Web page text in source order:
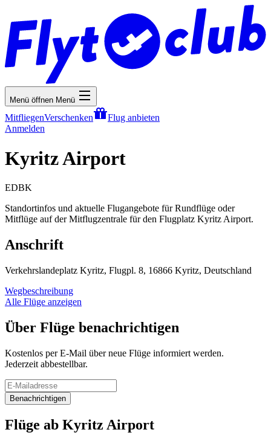
Menü öffnen Menü
MitfliegenVerschenken
Flug anbieten
Anmelden
Kyritz Airport
EDBK
Standortinfos und aktuelle Flugangebote für Rundflüge oder
Mitflüge auf der Mitflugzentrale für den Flugplatz Kyritz Airport.
Anschrift
Verkehrslandeplatz Kyritz, Flugpl. 8, 16866 Kyritz, Deutschland
Wegbeschreibung
Alle Flüge anzeigen
Über Flüge benachrichtigen
Kostenlos per E-Mail über neue Flüge informiert werden.
Jederzeit abbestellbar.
Benachrichtigen
Flüge ab Kyritz Airport